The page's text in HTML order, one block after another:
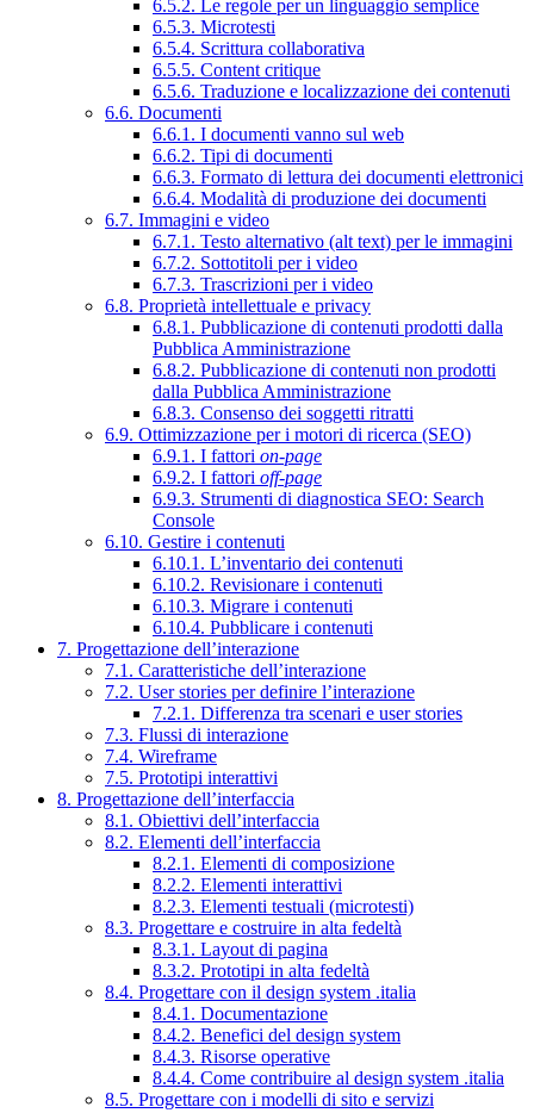
6.5.2. Le regole per un linguaggio semplice
6.5.3. Microtesti
6.5.4. Scrittura collaborativa
6.5.5. Content critique
6.5.6. Traduzione e localizzazione dei contenuti
6.6. Documenti
6.6.1. I documenti vanno sul web
6.6.2. Tipi di documenti
6.6.3. Formato di lettura dei documenti elettronici
6.6.4. Modalità di produzione dei documenti
6.7. Immagini e video
6.7.1. Testo alternativo (alt text) per le immagini
6.7.2. Sottotitoli per i video
6.7.3. Trascrizioni per i video
6.8. Proprietà intellettuale e privacy
6.8.1. Pubblicazione di contenuti prodotti dalla
Pubblica Amministrazione
6.8.2. Pubblicazione di contenuti non prodotti
dalla Pubblica Amministrazione
6.8.3. Consenso dei soggetti ritratti
6.9. Ottimizzazione per i motori di ricerca (SEO)
6.9.1. I fattori on-page
6.9.2. I fattori off-page
6.9.3. Strumenti di diagnostica SEO: Search
Console
6.10. Gestire i contenuti
6.10.1. L’inventario dei contenuti
6.10.2. Revisionare i contenuti
6.10.3. Migrare i contenuti
6.10.4. Pubblicare i contenuti
7. Progettazione dell’interazione
7.1. Caratteristiche dell’interazione
7.2. User stories per definire l’interazione
7.2.1. Differenza tra scenari e user stories
7.3. Flussi di interazione
7.4. Wireframe
7.5. Prototipi interattivi
8. Progettazione dell’interfaccia
8.1. Obiettivi dell’interfaccia
8.2. Elementi dell’interfaccia
8.2.1. Elementi di composizione
8.2.2. Elementi interattivi
8.2.3. Elementi testuali (microtesti)
8.3. Progettare e costruire in alta fedeltà
8.3.1. Layout di pagina
8.3.2. Prototipi in alta fedeltà
8.4. Progettare con il design system .italia
8.4.1. Documentazione
8.4.2. Benefici del design system
8.4.3. Risorse operative
8.4.4. Come contribuire al design system .italia
8.5. Progettare con i modelli di sito e servizi